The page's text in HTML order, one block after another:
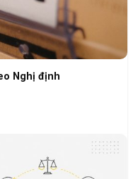
Nghị định